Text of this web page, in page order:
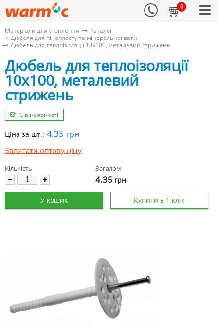
0
Матеріали для утеплення
Каталог
Дюбеля для пінопласту та мінеральної вати
Дюбель для теплоізоляції 10х100, металевий стрижень
Дюбель для теплоізоляції
10х100, металевий
стрижень
Є в наявності
Ціна за шт.: 4.35 грн
Запитати оптову ціну
Кількість Загалом
4.35 грн
У кошик Купити в 1 клік